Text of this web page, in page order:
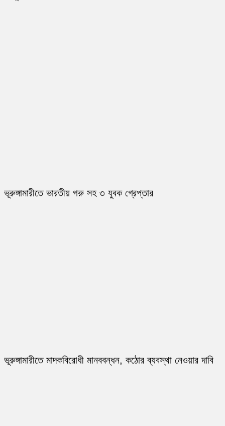
ভূরুঙ্গামারীতে ভারতীয় গরু সহ ৩ যুবক গ্রেপ্তার
ভূরুঙ্গামারীতে মাদকবিরোধী মানববন্ধন, কঠোর ব্যবস্থা নেওয়ার দাবি